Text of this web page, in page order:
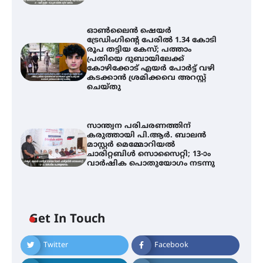
ഓൺലൈൻ ഷെയർ
ട്രേഡിംഗിന്റെ പേരിൽ 1.34 കോടി
രൂപ തട്ടിയ കേസ്; പത്താം
പ്രതിയെ ദുബായിലേക്ക്
കോഴിക്കോട് എയർ പോർട്ട് വഴി
കടക്കാൻ ശ്രമിക്കവെ അറസ്റ്റ്
ചെയ്തു
സാന്ത്വന പരിചരണത്തിന്
കരുത്തായി പി.ആർ. ബാലൻ
മാസ്റ്റർ മെമ്മോറിയൽ
ചാരിറ്റബിൾ സൊസൈറ്റി; 13-ാം
വാർഷിക പൊതുയോഗം നടന്നു
Get In Touch
Twitter Facebook
മത് ഇന്റർ-സ്കൂൾ ഗണിത ക്വിസ്
മത്സരം സംഘടിപ്പിച്ചു